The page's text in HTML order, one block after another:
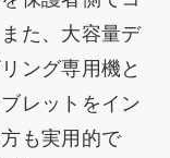
た、大容量デ
ング専用機と
レットをイン
も実用的で